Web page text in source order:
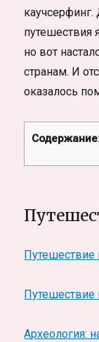
путешествия
но вот
странам. И
оказалось
Путешествие
Археология: